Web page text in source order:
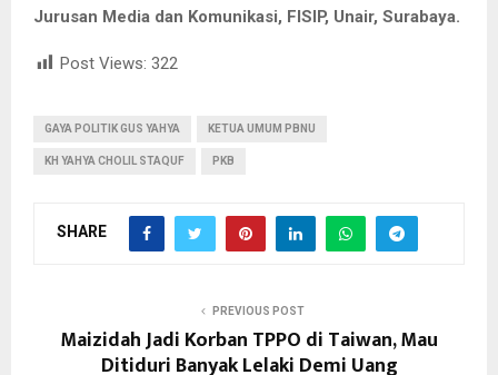
Jurusan Media dan Komunikasi, FISIP, Unair, Surabaya.
Post Views: 322
GAYA POLITIK GUS YAHYA KETUA UMUM PBNU
KH YAHYA CHOLIL STAQUF PKB
SHARE
PREVIOUS POST
Maizidah Jadi Korban TPPO di Taiwan, Mau
Ditiduri Banyak Lelaki Demi Uang